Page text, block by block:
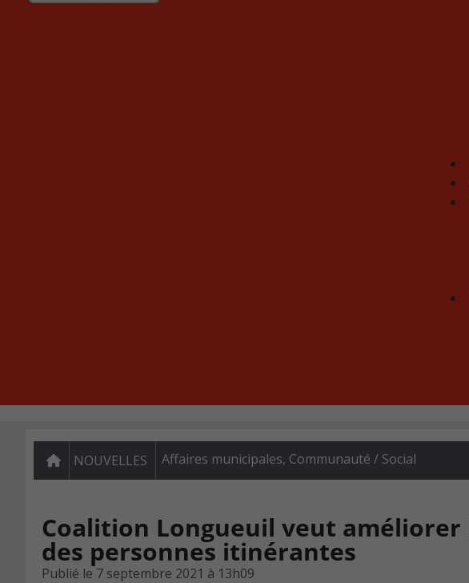
NOUVELLES Affaires municipales, Communauté / Social
Coalition Longueuil veut améliorer
des personnes itinérantes
Publié le 7 septembre 2021 à 13h09